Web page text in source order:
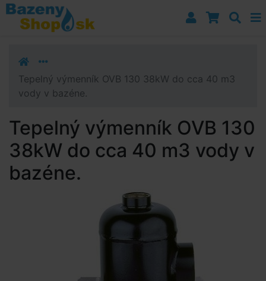
Prejsť k navigácii
Prejsť na obsah
Prejsť k bočnému stĺpci
Tepelný výmenník OVB 130 38kW do cca 40 m3
vody v bazéne.
Tepelný výmenník OVB 130
38kW do cca 40 m3 vody v
bazéne.